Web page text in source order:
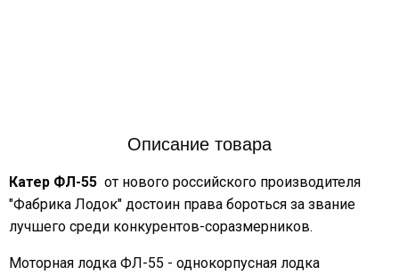
Описание товара
Катер ФЛ-55 от нового российского производителя
"Фабрика Лодок" достоин права бороться за звание
лучшего среди конкурентов-соразмерников.
Моторная лодка ФЛ-55 - однокорпусная лодка